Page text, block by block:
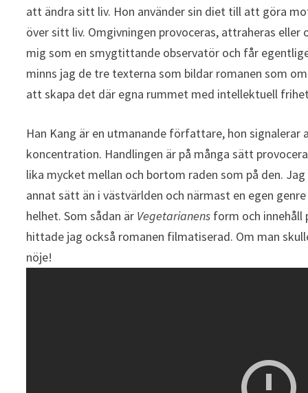
att ändra sitt liv. Hon använder sin diet till att göra
över sitt liv. Omgivningen provoceras, attraheras
mig som en smygtittande observatör och får
minns jag de tre texterna som bildar romanen som
att skapa det där egna rummet med intellektuell
Han Kang är en utmanande författare, hon
koncentration. Handlingen är på många sätt
lika mycket mellan och bortom raden som på den.
annat sätt än i västvärlden och närmast en egen
helhet. Som sådan är Vegetarianens form och innehåll
hittade jag också romanen filmatiserad. Om man
nöje!